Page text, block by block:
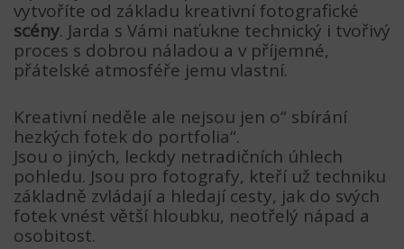
vytvoříte od základu kreativní fotografické
scény. Jarda s Vámi naťukne technický i tvořivý
proces s dobrou náladou a v příjemné,
přátelské atmosféře jemu vlastní.
Kreativní neděle ale nejsou jen o“ sbírání
hezkých fotek do portfolia“.
Jsou o jiných, leckdy netradičních úhlech
pohledu. Jsou pro fotografy, kteří už techniku
základně zvládají a hledají cesty, jak do svých
fotek vnést větší hloubku, neotřelý nápad a
osobitost.